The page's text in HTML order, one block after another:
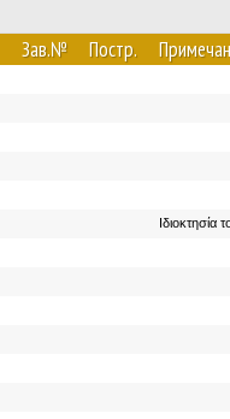
Зав.№ Постр.
Ιδιοκτησία